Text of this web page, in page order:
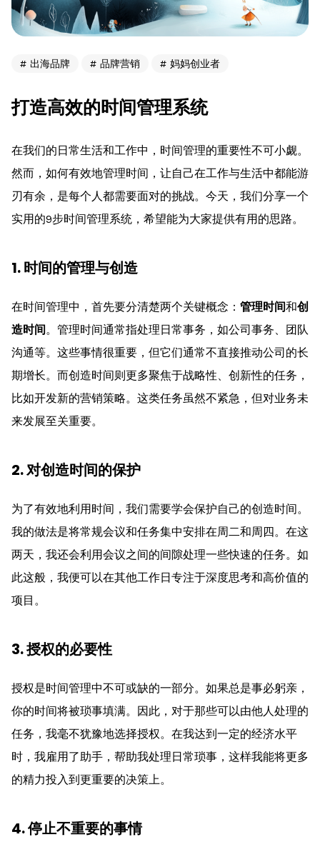
出海品牌 品牌营销 妈妈创业者
打造高效的时间管理系统
在我们的日常生活和工作中，时间管理的重要性不可小觑。
然而，如何有效地管理时间，让自己在工作与生活中都能游
刃有余，是每个人都需要面对的挑战。今天，我们分享一个
实用的9步时间管理系统，希望能为大家提供有用的思路。
1. 时间的管理与创造
在时间管理中，首先要分清楚两个关键概念： 管理时间和创
造时间。管理时间通常指处理日常事务，如公司事务、团队
沟通等。这些事情很重要，但它们通常不直接推动公司的长
期增长。而创造时间则更多聚焦于战略性、创新性的任务，
比如开发新的营销策略。这类任务虽然不紧急，但对业务未
来发展至关重要。
2. 对创造时间的保护
为了有效地利用时间，我们需要学会保护自己的创造时间。
我的做法是将常规会议和任务集中安排在周二和周四。在这
两天，我还会利用会议之间的间隙处理一些快速的任务。如
此这般，我便可以在其他工作日专注于深度思考和高价值的
项目。
3. 授权的必要性
授权是时间管理中不可或缺的一部分。如果总是事必躬亲，
你的时间将被琐事填满。因此，对于那些可以由他人处理的
任务，我毫不犹豫地选择授权。在我达到一定的经济水平
时，我雇用了助手，帮助我处理日常琐事，这样我能将更多
的精力投入到更重要的决策上。
4. 停止不重要的事情